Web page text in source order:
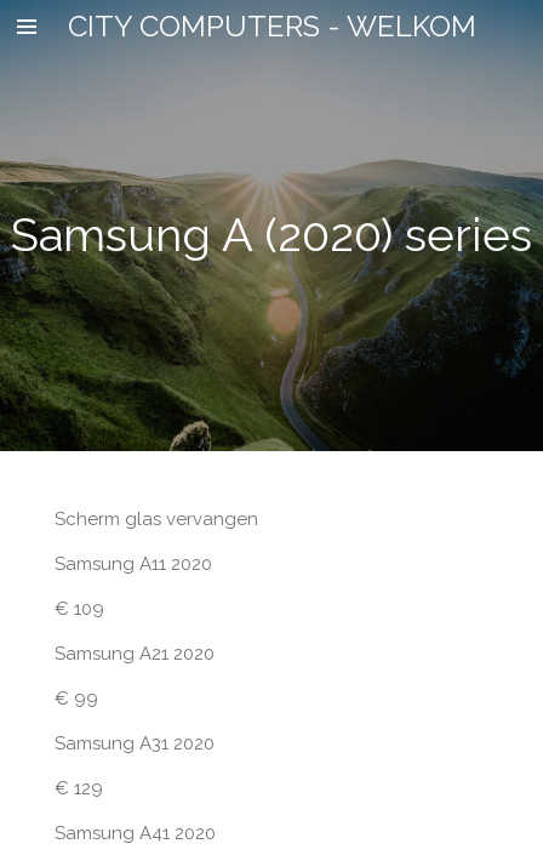
Ga
CITY COMPUTERS - WELKOM
Samsung A (2020) series
Scherm glas vervangen
Samsung A11 2020
€ 109
Samsung A21 2020
€ 99
Samsung A31 2020
€ 129
Samsung A41 2020